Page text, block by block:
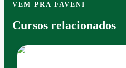
VEM PRA FAVENI
Cursos relacionados